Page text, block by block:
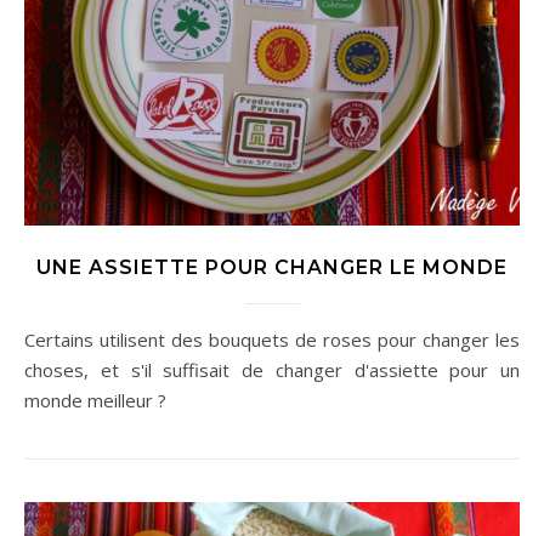
UNE ASSIETTE POUR CHANGER LE MONDE
Certains utilisent des bouquets de roses pour changer les
choses, et s'il suffisait de changer d'assiette pour un
monde meilleur ?